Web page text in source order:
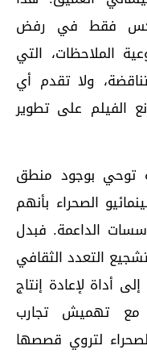
فقط في رفض
الملاحظات، التي
ولا تقدم أي
الفيلم على تطوير
توحي بوجود منطق
الصحراء بأنهم
الداعمة. فبدل
التعدد الثقافي
أداة لإعادة إنتاج
مع تهميش تجارب
لتروي قصصها